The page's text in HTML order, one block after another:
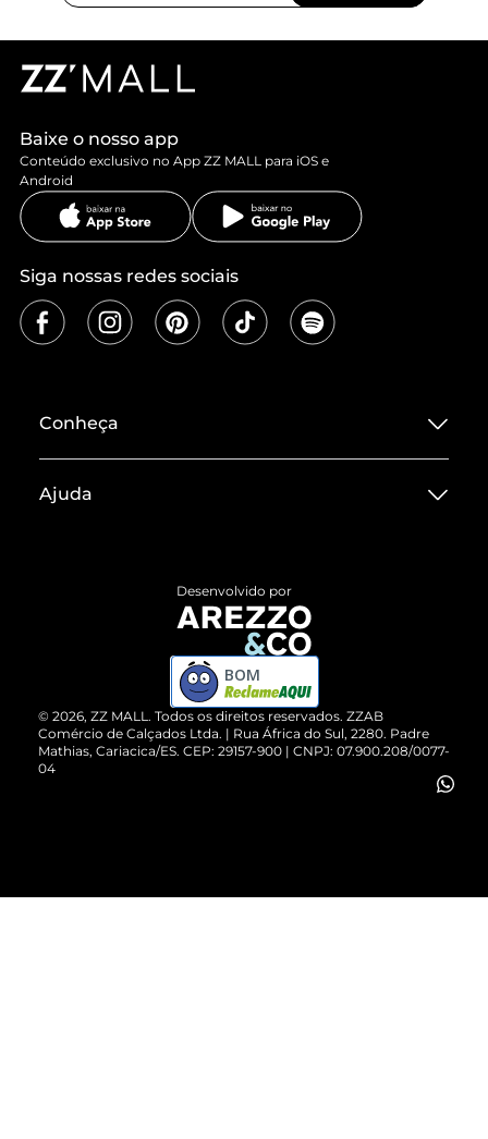
Baixe o nosso app
Conteúdo exclusivo no App ZZ MALL para iOS e
Android
Siga nossas redes sociais
Conheça
Termos de Uso
ZZ MALL é confiável
Cartão Presente
Vendas Corporativas
Ajuda
Devolução do Produto
Compre pelo WhatsApp
© 2026, ZZ MALL. Todos os direitos reservados. ZZAB
Comércio de Calçados Ltda. | Rua África do Sul, 2280. Padre
Mathias, Cariacica/ES. CEP: 29157-900 | CNPJ: 07.900.208/0077-
04
Desenvolvido por
BOM